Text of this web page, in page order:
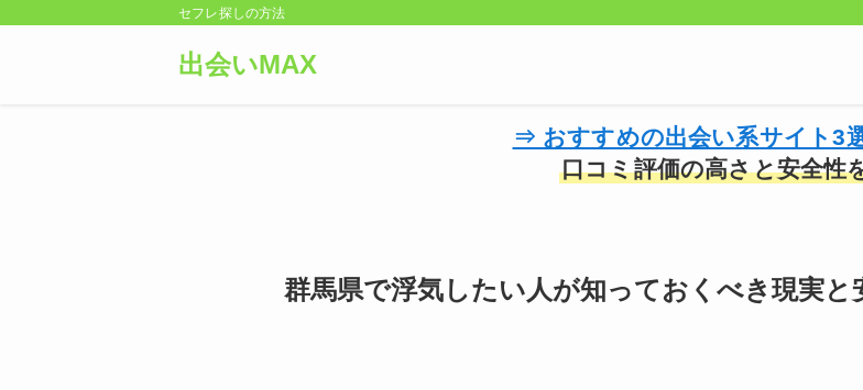
セフレ探しの方法
出会いMAX
⇒ おすすめの出会い系サイト3
口コミ評価の高さと安全性
群馬県で浮気したい人が知っておくべき現実と